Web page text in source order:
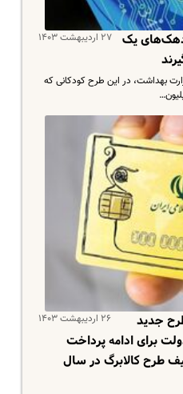
۲۷ اردیبهشت ۱۴۰۳
دهک‌های یک
بهداشت، در این طرح کودکانی که
۲۶ اردیبهشت ۱۴۰۳
جدید
برای ادامه پرداخت
طرح کالابرگ در سال